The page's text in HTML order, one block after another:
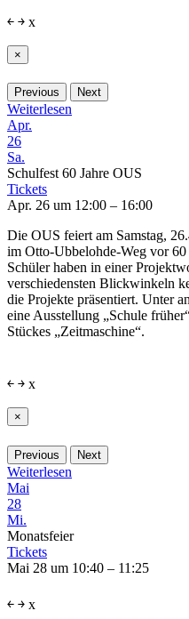
￩ ￫ x
×
Previous Next
Weiterlesen
Apr.
26
Sa.
Schulfest 60 Jahre OUS
Tickets
Apr. 26 um 12:00 – 16:00
Die OUS feiert am Samstag,
im Otto-Ubbelohde-Weg vor
Schüler haben in einer
verschiedensten Blickwinkeln
die Projekte präsentiert. Unter
eine Ausstellung „Schule
Stückes „Zeitmaschine“.
￩ ￫ x
×
Previous Next
Weiterlesen
Mai
28
Mi.
Monatsfeier
Tickets
Mai 28 um 10:40 – 11:25
￩ ￫ x